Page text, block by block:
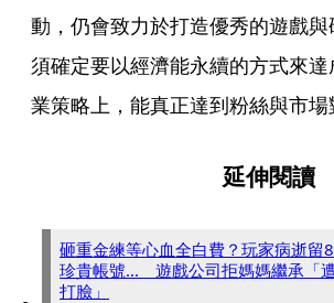
動，仍會致力於打造優秀的遊戲
須確定要以經濟能永續的方式來
業策略上，能真正達到粉絲與市場
延伸閱讀
砸重金練等心血全白費？玩家病逝留
珍貴帳號... 遊戲公司拒媽媽繼承「
打臉」